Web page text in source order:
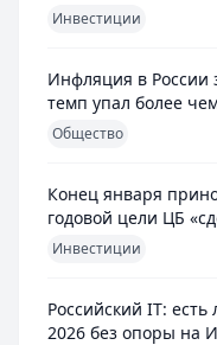
Инвестиции
Инфляция в России
темп упал более
Общество
Конец января
годовой цели ЦБ
Инвестиции
Российский IT:
2026 без опоры на